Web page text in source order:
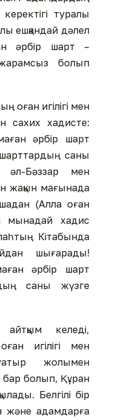
туралы
ешқандай дәлел
әрбір шарт –
болып
оған игілігі мен
сахих хадисте:
әрбір шарт
шарттардың саны
әл-Бәззар мен
жақын мағынада
(Алла оған
мынадай хадис
Кітабында
шығарады!
әрбір шарт
саны жүзге
келеді,
игілігі мен
жолымен
бар болып, Құран
Белгілі бір
және адамдарға